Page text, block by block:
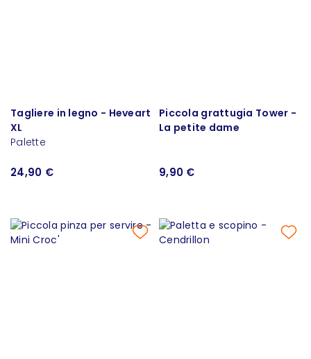
Tagliere in legno - Heveart
XL
Palette
24,90 €
Piccola grattugia Tower -
La petite dame
9,90 €